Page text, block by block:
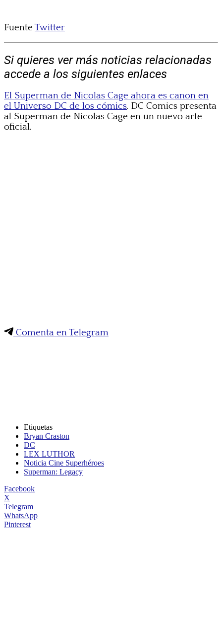
Fuente Twitter
Si quieres ver más noticias relacionadas
accede a los siguientes enlaces
El Superman de Nicolas Cage ahora es canon en
el Universo DC de los cómics. DC Comics presenta
al Superman de Nicolas Cage en un nuevo arte
oficial.
Comenta en Telegram
Etiquetas
Bryan Craston
DC
LEX LUTHOR
Noticia Cine Superhéroes
Superman: Legacy
Facebook
X
Telegram
WhatsApp
Pinterest